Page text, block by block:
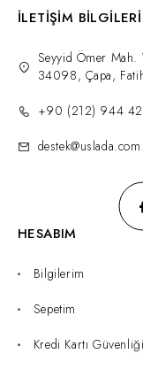
İLETİŞİM BİLGİLERİ
Seyyid Ömer
34098, Çapa,
+90 (212) 944
HESABIM
Bilgilerim
Sepetim
Kredi Kartı Güvenliği